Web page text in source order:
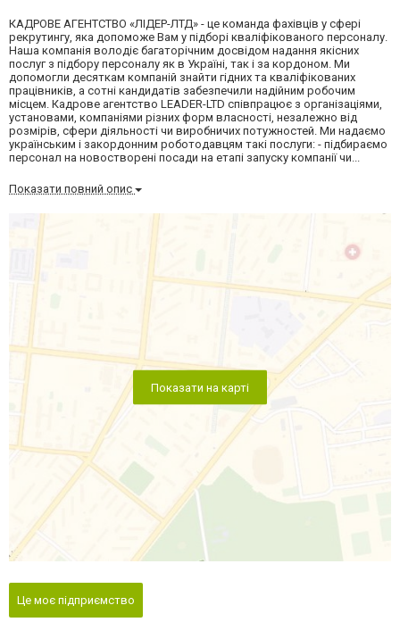
КАДРОВЕ АГЕНТСТВО «ЛІДЕР-ЛТД» - це команда фахівців у сфері
рекрутингу, яка допоможе Вам у підборі кваліфікованого персоналу.
Наша компанія володіє багаторічним досвідом надання якісних
послуг з підбору персоналу як в Україні, так і за кордоном. Ми
допомогли десяткам компаній знайти гідних та кваліфікованих
працівників, а сотні кандидатів забезпечили надійним робочим
місцем. Кадрове агентство LEADER-LTD співпрацює з організаціями,
установами, компаніями різних форм власності, незалежно від
розмірів, сфери діяльності чи виробничих потужностей. Ми надаємо
українським і закордонним роботодавцям такі послуги: - підбираємо
персонал на новостворені посади на етапі запуску компанії чи...
Показати повний опис
Показати на карті
Це моє підприємство